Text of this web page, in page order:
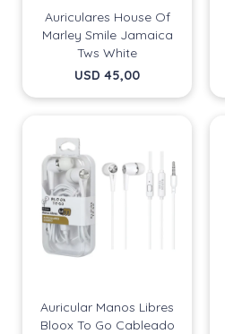
Auriculares House Of
Marley Smile Jamaica
Tws White
USD 45,00
Auricular Manos Libres
Bloox To Go Cableado